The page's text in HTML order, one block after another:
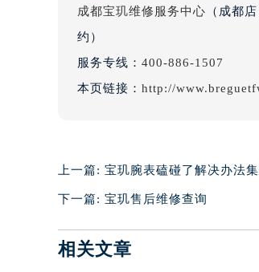
河北省保定市竞
内蒙古自治区巴彦
内蒙古自治区包头
内蒙古自治区通辽
内蒙古自治区乌海
成都宝玑维修服务中心 （成都
约）
服务专线： 400-886-1507
本页链接： http://
上一篇: 宝玑腕表磕碰了解决办法
下一篇: 宝玑售后维修查询
相关文章